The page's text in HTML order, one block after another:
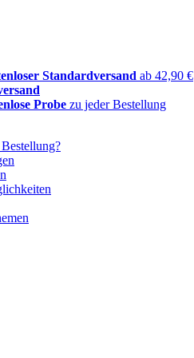
Standardversand ab 42,90 €
Probe zu jeder Bestellung